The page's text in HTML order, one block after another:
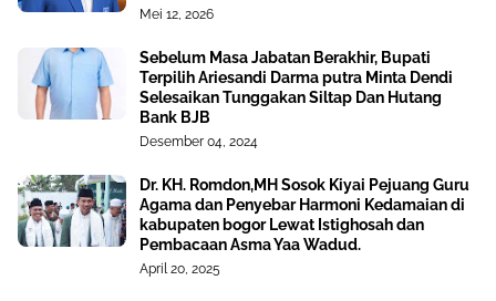
Mei 12, 2026
Sebelum Masa Jabatan Berakhir, Bupati
Terpilih Ariesandi Darma putra Minta Dendi
Selesaikan Tunggakan Siltap Dan Hutang
Bank BJB
Desember 04, 2024
Dr. KH. Romdon,MH Sosok Kiyai Pejuang Guru
Agama dan Penyebar Harmoni Kedamaian di
kabupaten bogor Lewat Istighosah dan
Pembacaan Asma Yaa Wadud.
April 20, 2025